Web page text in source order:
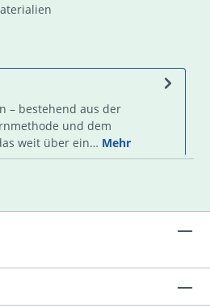
– bestehend aus der
und dem
weit über ein… Mehr